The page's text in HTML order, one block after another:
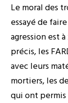
Le moral des
essayé de
agression est
précis, les
avec leurs
mortiers, les
qui ont